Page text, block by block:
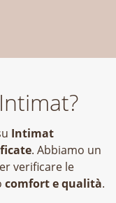
Intimat
. Abbiamo un
verificare le
comfort e qualità.